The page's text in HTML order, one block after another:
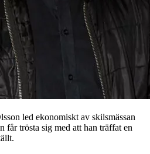
led ekonomiskt av skilsmässan
får trösta sig med att han träffat en